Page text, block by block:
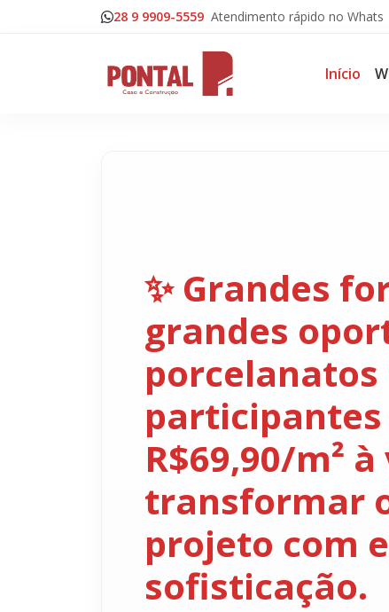
28 9 9909-5559 Atendimento rápido no Whats
Início
✨ Grandes
grandes
porcelanatos
R$69,90/m²
transformar
projeto com
sofisticação.